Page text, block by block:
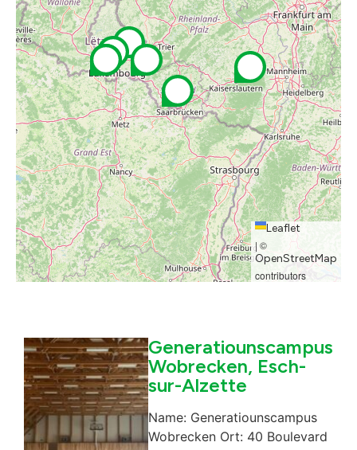
Leaflet
| ©
OpenStreetMap
contributors
Generatiounscampus
Wobrecken, Esch-
sur-Alzette
Name: Generatiounscampus
Wobrecken Ort: 40 Boulevard